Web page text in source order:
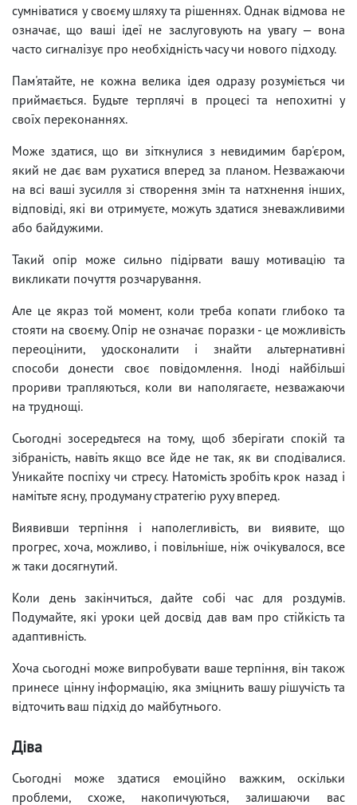
сумніватися у своєму шляху та рішеннях. Однак відмова не
означає, що ваші ідеї не заслуговують на увагу — вона
часто сигналізує про необхідність часу чи нового підходу.
Пам'ятайте, не кожна велика ідея одразу розуміється чи
приймається. Будьте терплячі в процесі та непохитні у
своїх переконаннях.
Може здатися, що ви зіткнулися з невидимим бар'єром,
який не дає вам рухатися вперед за планом. Незважаючи
на всі ваші зусилля зі створення змін та натхнення інших,
відповіді, які ви отримуєте, можуть здатися зневажливими
або байдужими.
Такий опір може сильно підірвати вашу мотивацію та
викликати почуття розчарування.
Але це якраз той момент, коли треба копати глибоко та
стояти на своєму. Опір не означає поразки - це можливість
переоцінити, удосконалити і знайти альтернативні
способи донести своє повідомлення. Іноді найбільші
прориви трапляються, коли ви наполягаєте, незважаючи
на труднощі.
Сьогодні зосередьтеся на тому, щоб зберігати спокій та
зібраність, навіть якщо все йде не так, як ви сподівалися.
Уникайте поспіху чи стресу. Натомість зробіть крок назад і
намітьте ясну, продуману стратегію руху вперед.
Виявивши терпіння і наполегливість, ви виявите, що
прогрес, хоча, можливо, і повільніше, ніж очікувалося, все
ж таки досягнутий.
Коли день закінчиться, дайте собі час для роздумів.
Подумайте, які уроки цей досвід дав вам про стійкість та
адаптивність.
Хоча сьогодні може випробувати ваше терпіння, він також
принесе цінну інформацію, яка зміцнить вашу рішучість та
відточить ваш підхід до майбутнього.
Діва
Сьогодні може здатися емоційно важким, оскільки
проблеми, схоже, накопичуються, залишаючи вас